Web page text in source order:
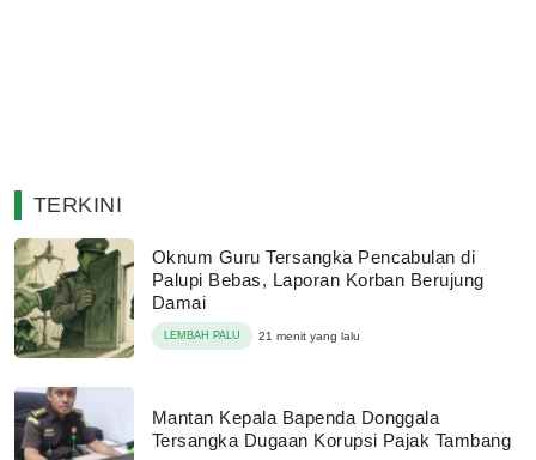
TERKINI
Oknum Guru Tersangka Pencabulan di
Palupi Bebas, Laporan Korban Berujung
Damai
LEMBAH PALU 21 menit yang lalu
Mantan Kepala Bapenda Donggala
Tersangka Dugaan Korupsi Pajak Tambang